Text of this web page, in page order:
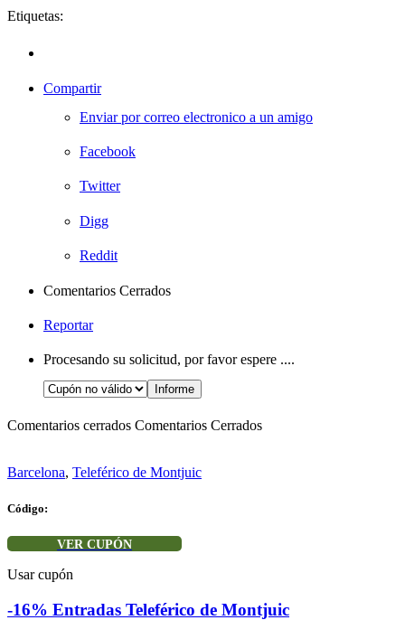
Etiquetas:
Compartir
Enviar por correo electronico a un amigo
Facebook
Twitter
Digg
Reddit
Comentarios Cerrados
Reportar
Procesando su solicitud, por favor espere ....
Comentarios cerrados Comentarios Cerrados
Barcelona, Teleférico de Montjuic
Código:
VER CUPÓN
Usar cupón
-16% Entradas Teleférico de Montjuic